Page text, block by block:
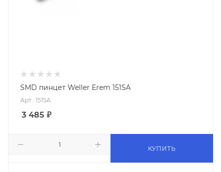
SMD пинцет Weller Erem 151SA
Арт.: 151SA
3 485 ₽
КУПИТЬ